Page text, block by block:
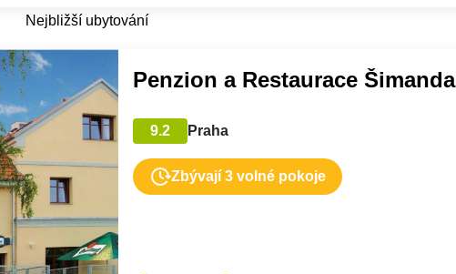
Nejbližší ubytování
Penzion a Restaurace Šimanda
9.2 Praha
Zbývají 3 volné pokoje